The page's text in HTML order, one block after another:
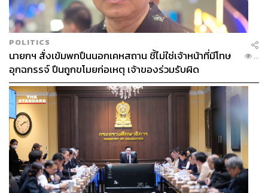
POLITICS
นายกฯ สั่งเข้มพกปืนนอกเคหสถาน ชี้ไม่ใช่เจ้าหน้าที่มีโทษ
อุกฉกรรจ์ ปืนถูกขโมยก่อเหตุ เจ้าของร่วมรับผิด
...